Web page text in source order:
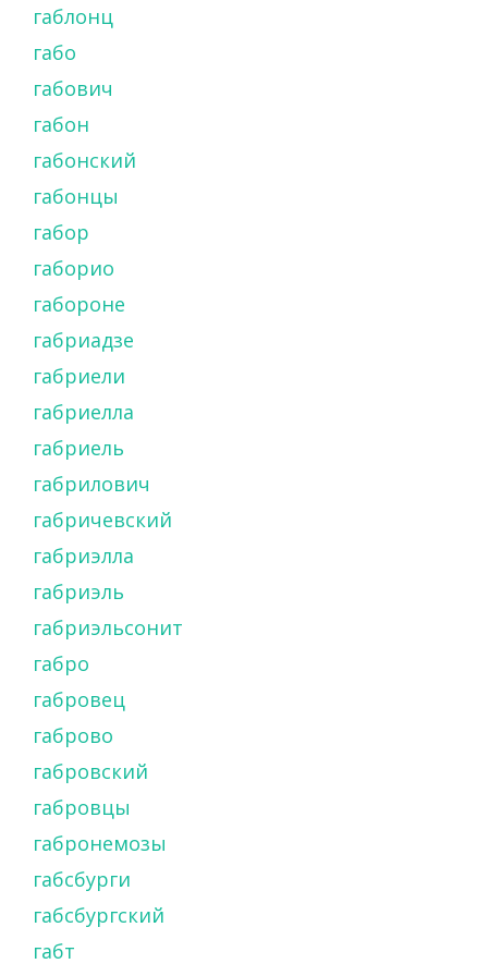
габлонц
габо
габович
габон
габонский
габонцы
габор
габорио
габороне
габриадзе
габриели
габриелла
габриель
габрилович
габричевский
габриэлла
габриэль
габриэльсонит
габро
габровец
габрово
габровский
габровцы
габронемозы
габсбурги
габсбургский
габт